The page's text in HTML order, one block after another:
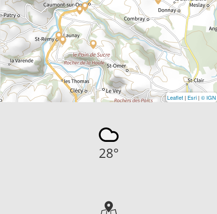
Leaflet | Esri | © IGN
28°